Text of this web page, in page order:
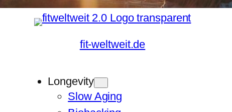
fit-weltweit.de
Longevity
Slow Aging